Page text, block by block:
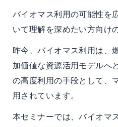
バイオマス利用の可能性を
いて理解を深めたい方向け
昨今、バイオマス利用は、
加価値な資源活用モデルへ
の高度利用の手段として、
用されています。
本セミナーでは、バイオマ